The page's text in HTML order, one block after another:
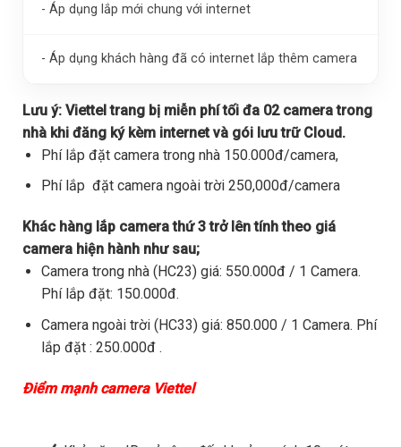
- Áp dụng lắp mới chung với internet
- Áp dụng khách hàng đã có internet lắp thêm camera
Lưu ý: Viettel trang bị miễn phí tối đa 02 camera trong
nhà khi đăng ký kèm internet và gói lưu trữ Cloud.
Phí lắp đặt camera trong nhà 150.000đ/camera,
Phí lắp đặt camera ngoài trời 250,000đ/camera
Khác hàng lắp camera thứ 3 trở lên tính theo giá
camera hiện hành như sau;
Camera trong nhà (HC23) giá: 550.000đ / 1 Camera.
Phí lắp đặt: 150.000đ.
Camera ngoài trời (HC33) giá: 850.000 / 1 Camera. Phí
lắp đặt : 250.000đ .
Điểm mạnh camera Viettel